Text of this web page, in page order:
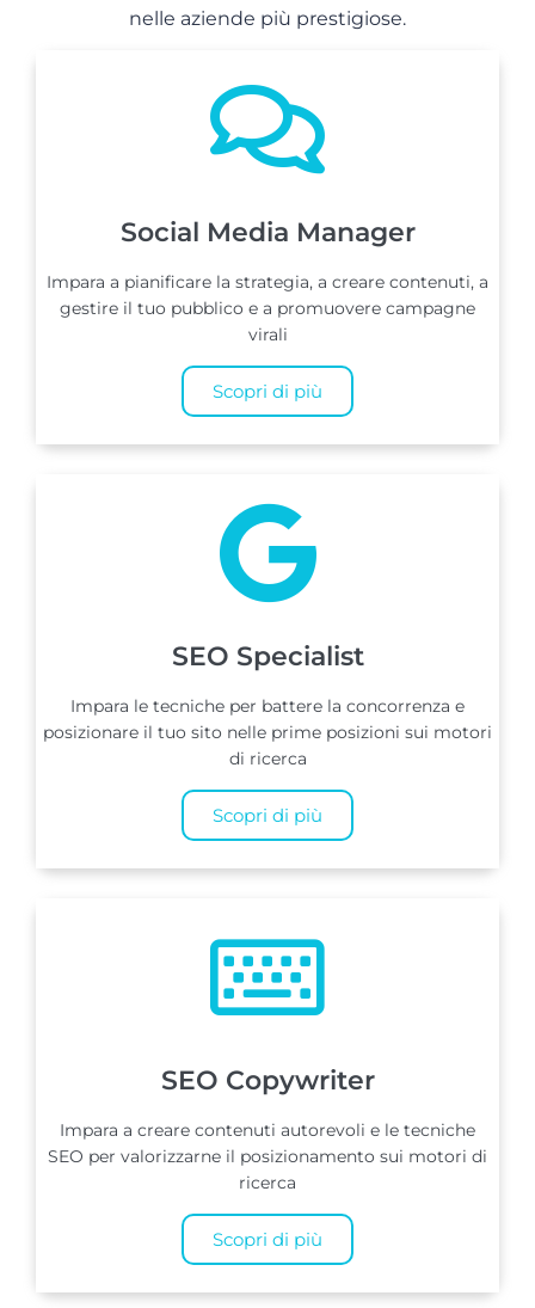
nelle aziende più prestigiose.
Social Media Manager
Impara a pianificare la strategia, a creare contenuti, a
gestire il tuo pubblico e a promuovere campagne
virali
Scopri di più
SEO Specialist
Impara le tecniche per battere la concorrenza e
posizionare il tuo sito nelle prime posizioni sui motori
di ricerca
Scopri di più
SEO Copywriter
Impara a creare contenuti autorevoli e le tecniche
SEO per valorizzarne il posizionamento sui motori di
ricerca
Scopri di più